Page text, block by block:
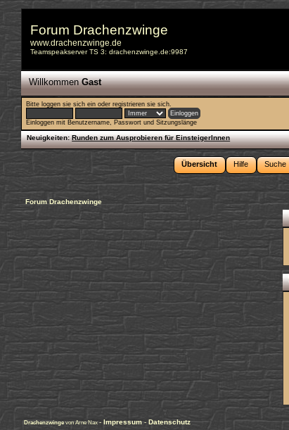
Forum Drachenzwinge
www.drachenzwinge.de
Teamspeakserver TS 3: drachenzwinge.de:9987
WillkommenGast
Bitte loggen sie sich ein oderregistrieren sie sich.
Einloggen mit Benutzername, Passwort und Sitzungslänge
Neuigkeiten: Runden zum Ausprobieren für EinsteigerInnen
Übersicht Hilfe Suche
Forum Drachenzwinge
Drachenzwingevon Arne Nax - Impressum- Datenschutz